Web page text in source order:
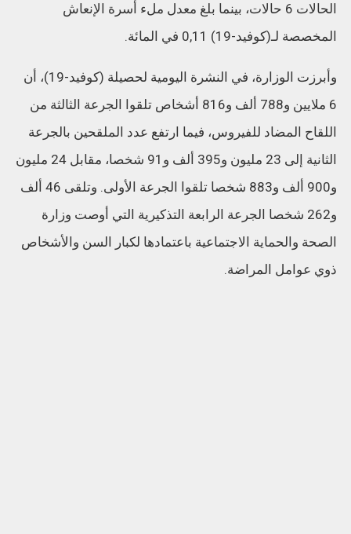
الحالات 6 حالات، بينما بلغ معدل ملء أسرة الإنعاش
المخصصة لـ(كوفيد-19) 0,11 في المائة.
وأبرزت الوزارة، في النشرة اليومية لحصيلة (كوفيد-19)، أن
6 ملايين و788 ألف و816 أشخاص تلقوا الجرعة الثالثة من
اللقاح المضاد للفيروس، فيما ارتفع عدد الملقحين بالجرعة
الثانية إلى 23 مليون و395 ألف و91 شخصا، مقابل 24 مليون
و900 ألف و883 شخصا تلقوا الجرعة الأولى. وتلقى 46 ألف
و262 شخصا الجرعة الرابعة التذكيرية التي أوصت وزارة
الصحة والحماية الاجتماعية باعتمادها لكبار السن والأشخاص
ذوي عوامل المراضة.